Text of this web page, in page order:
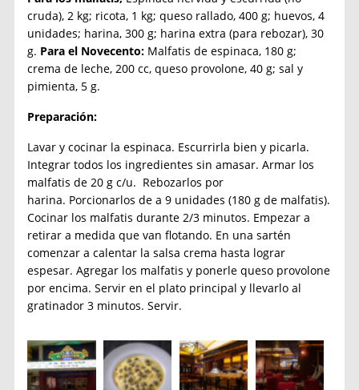
cruda), 2 kg; ricota, 1 kg; queso rallado, 400 g; huevos, 4
unidades; harina, 300 g; harina extra (para rebozar), 30
g. Para el Novecento: Malfatis de espinaca, 180 g;
crema de leche, 200 cc, queso provolone, 40 g; sal y
pimienta, 5 g.
Preparación:
Lavar y cocinar la espinaca. Escurrirla bien y picarla.
Integrar todos los ingredientes sin amasar. Armar los
malfatis de 20 g c/u. Rebozarlos por
harina. Porcionarlos de a 9 unidades (180 g de malfatis).
Cocinar los malfatis durante 2/3 minutos. Empezar a
retirar a medida que van flotando. En una sartén
comenzar a calentar la salsa crema hasta lograr
espesar. Agregar los malfatis y ponerle queso provolone
por encima. Servir en el plato principal y llevarlo al
gratinador 3 minutos. Servir.